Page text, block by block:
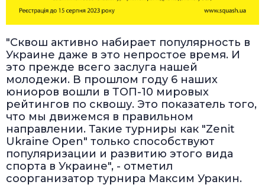
"Сквош активно набирает популярность в
Украине даже в это непростое время. И
это прежде всего заслуга нашей
молодежи. В прошлом году 6 наших
юниоров вошли в ТОП-10 мировых
рейтингов по сквошу. Это показатель того,
что мы движемся в правильном
направлении. Такие турниры как "Zenit
Ukraine Open" только способствуют
популяризации и развитию этого вида
спорта в Украине", - отметил
соорганизатор турнира Максим Уракин.